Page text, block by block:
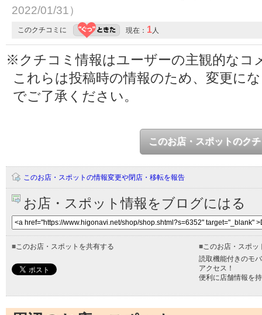
2022/01/31）
このクチコミに 現在： 1人
※クチコミ情報はユーザーの主観的なコ
これらは投稿時の情報のため、変更に
でご了承ください。
このお店・スポットのク
このお店・スポットの情報変更や閉店・移転を報告
お店・スポット情報をブログにはる
■このお店・スポットを共有する ■このお店・スポッ
読取機能付きのモ
アクセス！
便利に店舗情報を